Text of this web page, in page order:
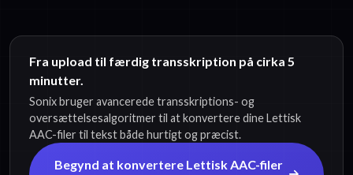
Fra upload til færdig transskription på cirka 5
minutter.
Sonix bruger avancerede transskriptions- og
oversættelsesalgoritmer til at konvertere dine Lettisk
AAC-filer til tekst både hurtigt og præcist.
Begynd at konvertere Lettisk AAC-filer